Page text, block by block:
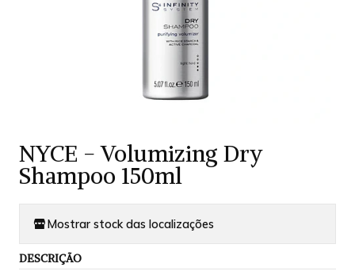
NYCE - Volumizing Dry
Shampoo 150ml
Mostrar stock das localizações
DESCRIÇÃO